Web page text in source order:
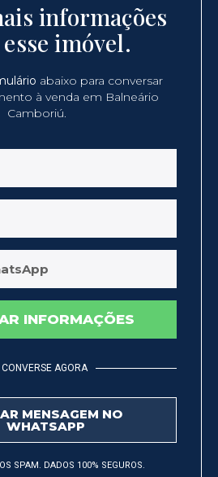
informações
imóvel.
abaixo para conversar
à venda em Balneário
Camboriú.
INFORMAÇÕES
AGORA
MENSAGEM NO
WHATSAPP
SPAM. DADOS 100% SEGUROS.